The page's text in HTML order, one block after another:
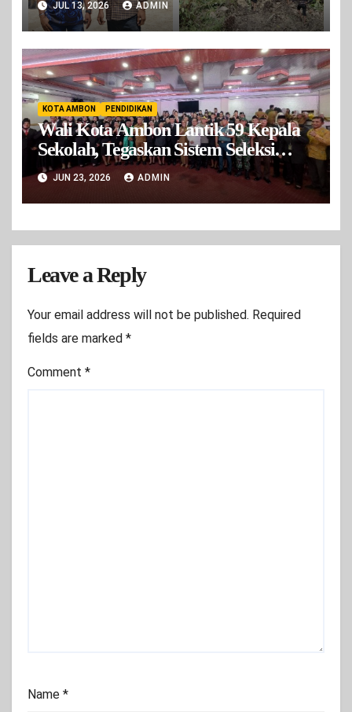
Tapi Sudah Beroprasi
JUL 13, 2026 ADMIN
KOTA AMBON PENDIDIKAN
Wali Kota Ambon Lantik 59 Kepala
Sekolah, Tegaskan Sistem Seleksi
Bersih dan Transparan
JUN 23, 2026 ADMIN
Leave a Reply
Your email address will not be published. Required
fields are marked *
Comment *
Name *